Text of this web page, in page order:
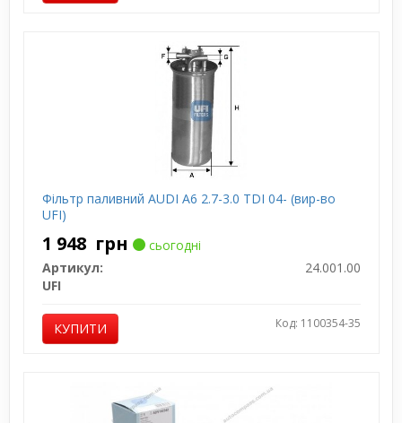
Фільтр паливний AUDI A6 2.7-3.0 TDI 04- (вир-во
UFI)
1 948 грн
сьогодні
Артикул:
24.001.00
UFI
КУПИТИ Код: 1100354-35